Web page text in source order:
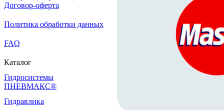
Договор-оферта
Политика обработки данных
FAQ
Каталог
Гидросистемы
ПНЕВМАКС®
Гидравлика